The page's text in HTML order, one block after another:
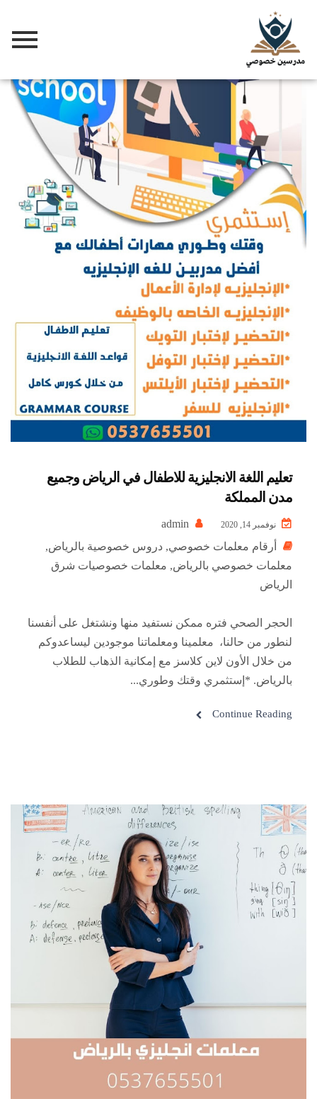
تعليم اللغة الانجليزية للاطفال في الرياض وجميع
مدن المملكة
نوفمبر 14, 2020
أرقام معلمات خصوصي, دروس خصوصية بالرياض,
معلمات خصوصي بالرياض, معلمات خصوصيات شرق
الرياض
الحجر الصحي فتره ممكن نستفيد منها ونشتغل على أنفسنا
لنطور من حالنا، معلمينا ومعلماتنا موجودين ليساعدوكم
من خلال الأون لاين كلاسز مع إمكانية الذهاب للطلاب
بالرياض. *إستثمري وقتك وطوري...
Continue Reading